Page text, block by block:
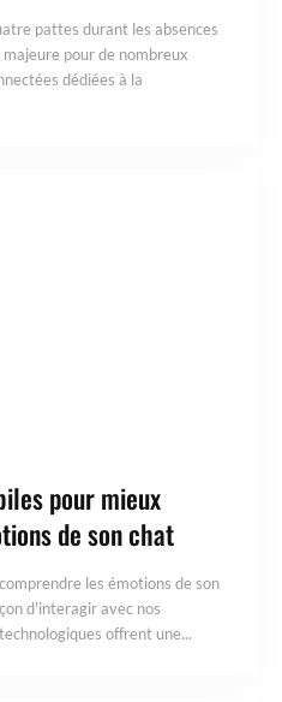
pattes durant les absences
pour de nombreux
dédiées à la
pour mieux
de son chat
les émotions de son
d'interagir avec nos
offrent une...